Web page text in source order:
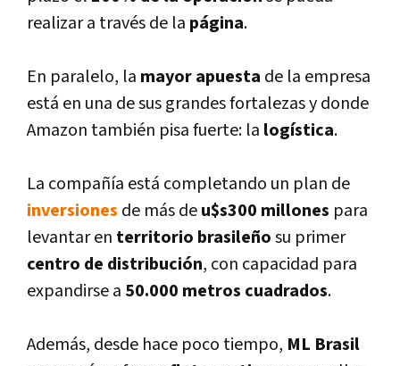
realizar a través de la página.
En paralelo, la mayor apuesta de la empresa
está en una de sus grandes fortalezas y donde
Amazon también pisa fuerte: la logí­stica.
La compañí­a está completando un plan de
inversiones de más deu$s300 millones para
levantar en territorio brasileñosu primer
centro de distribución, con capacidad para
expandirse a 50.000 metros cuadrados.
Además, desde hace poco tiempo, ML Brasil